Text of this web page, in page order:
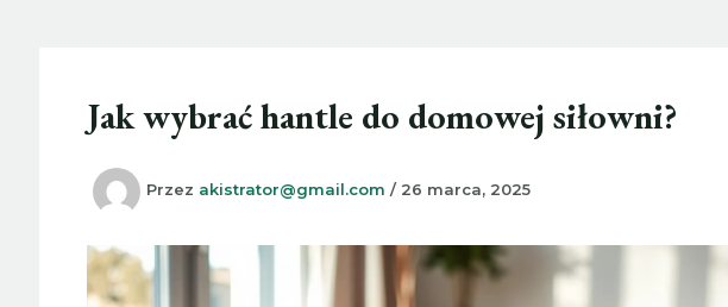
Jak wybrać hantle do domowej siłowni?
Przez akistrator@gmail.com / 26 marca, 2025